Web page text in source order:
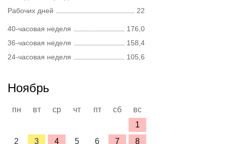
Рабочих дней
22
40-часовая неделя
176,0
36-часовая неделя
158,4
24-часовая неделя
105,6
Ноябрь
пн вт ср чт пт сб
вс
1
2
3 4 5 6 7 8